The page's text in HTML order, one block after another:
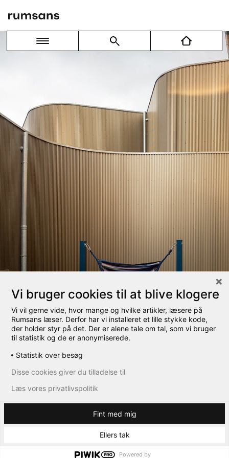
Vi bruger cookies til at blive klogere
Vi vil gerne vide, hvor mange og hvilke artikler, læsere på
Rumsans læser. Derfor har vi installeret et lille stykke kode,
der holder styr på det. Der er alene tale om tal, som vi bruger
til statistik og de er anonymiserede.
Statistik over besøg
Fint med mig
Ellers tak
Disse cookies giver du tilladelse til
Læs vores privatlivspolitik
Powered by